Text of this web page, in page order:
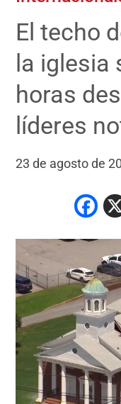
El techo
la iglesia
horas
líderes
23 de agosto de